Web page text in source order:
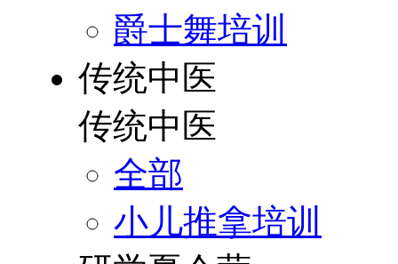
爵士舞培训
传统中医
传统中医
全部
小儿推拿培训